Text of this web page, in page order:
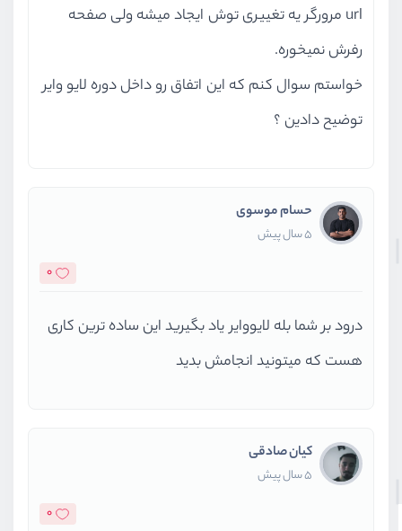
url مرورگر یه تغییری توش ایجاد میشه ولی صفحه
رفرش نمیخوره.
خواستم سوال کنم که این اتفاق رو داخل دوره لایو وایر
توضیح دادین ؟
حسام موسوی
5 سال پیش
0
درود بر شما بله لایووایر یاد بگیرید این ساده ترین کاری
هست که میتونید انجامش بدید
کیان صادقی
5 سال پیش
0